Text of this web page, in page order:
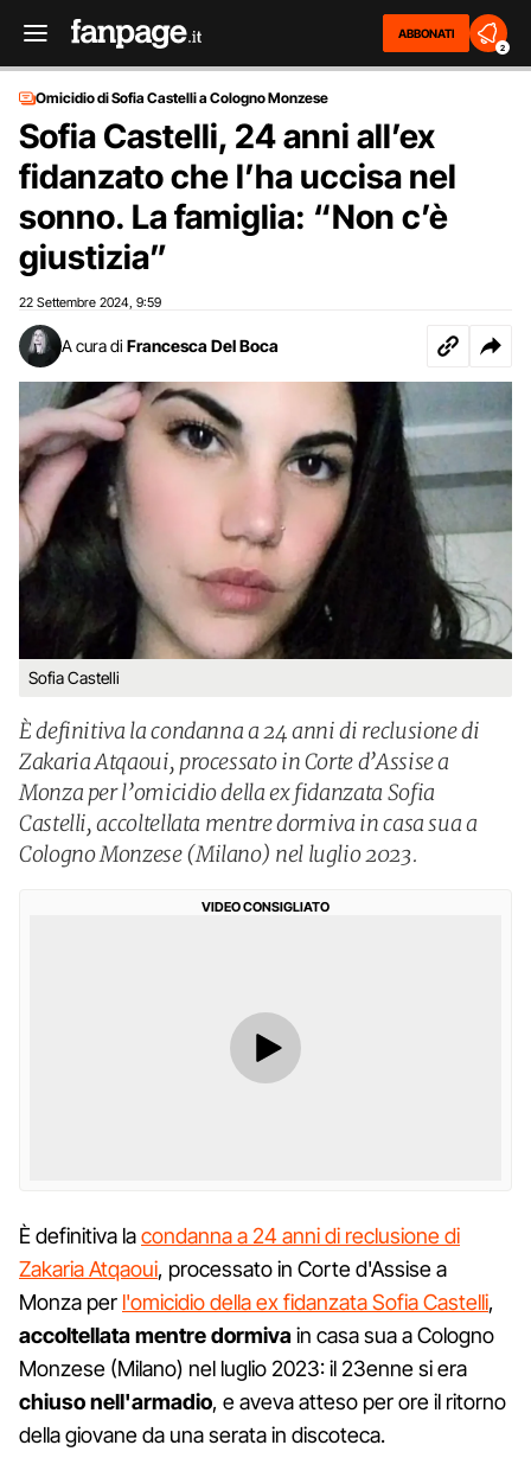
ABBONATI
2
Omicidio di Sofia Castelli a Cologno Monzese
Sofia Castelli, 24 anni all’ex
fidanzato che l’ha uccisa nel
sonno. La famiglia: “Non c’è
giustizia”
22 Settembre 2024 9:59
A cura di Francesca Del Boca
Sofia Castelli
È definitiva la condanna a 24 anni di reclusione di
Zakaria Atqaoui, processato in Corte d’Assise a
Monza per l’omicidio della ex fidanzata Sofia
Castelli, accoltellata mentre dormiva in casa sua a
Cologno Monzese (Milano) nel luglio 2023.
VIDEO CONSIGLIATO
È definitiva lacondanna a 24 anni di reclusione di
Zakaria Atqaoui, processato in Corte d'Assise a
Monza per l'omicidio della ex fidanzata Sofia Castelli,
accoltellata mentre dormivain casa sua a Cologno
Monzese (Milano) nel luglio 2023: il 23enne si era
chiuso nell'armadio, e aveva atteso per ore il ritorno
della giovane da una serata in discoteca.